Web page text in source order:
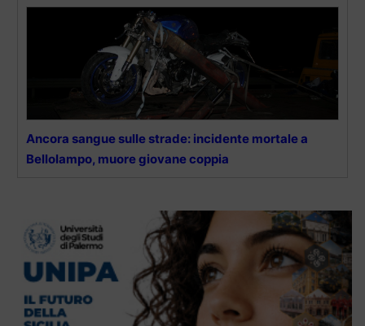
Ancora sangue sulle strade: incidente mortale a
Bellolampo, muore giovane coppia